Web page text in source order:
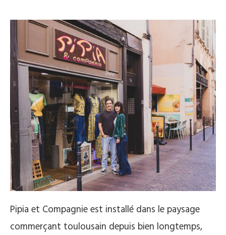
Pipia et Compagnie est installé dans le paysage
commerçant toulousain depuis bien longtemps,